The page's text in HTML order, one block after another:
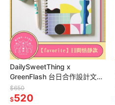
DailySweetThing x
GreenFlash 台日合作設計文具
【favorite】日間恬靜款
$650
$520